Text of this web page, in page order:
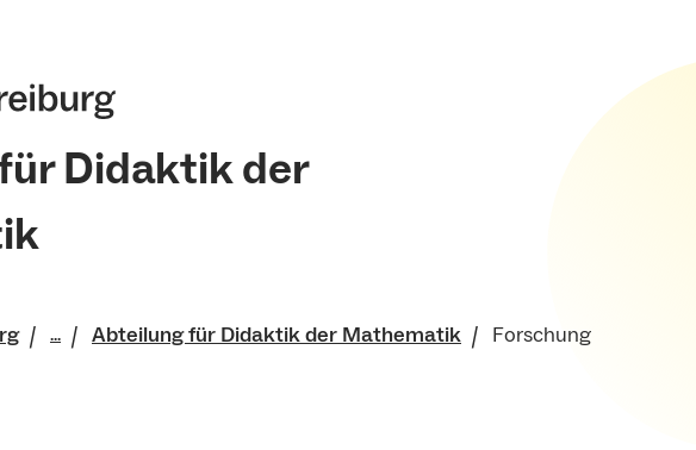
Didaktik der
... Abteilung für Didaktik der Mathematik Forschung